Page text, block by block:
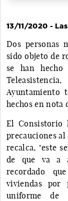
13/11/2020 -
Dos personas
sido objeto de
se han
Ayuntamiento
hechos en nota
El Consistorio
precauciones al
recalca, "este
de que va a
recordado
viviendas por
uniforme de